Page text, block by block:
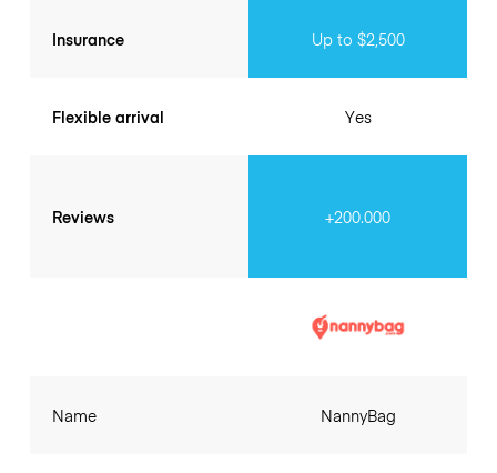
Insurance
Flexible arrival
Reviews
Up to $2,500
Yes
+200.000
Name NannyBag